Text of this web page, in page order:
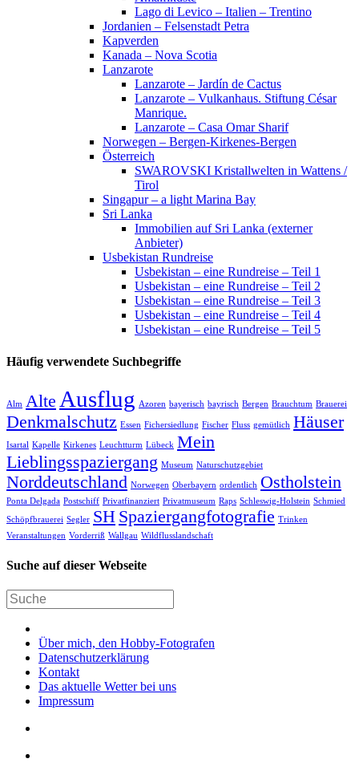
Lago di Levico – Italien – Trentino
Jordanien – Felsenstadt Petra
Kapverden
Kanada – Nova Scotia
Lanzarote
Lanzarote – Jardín de Cactus
Lanzarote – Vulkanhaus. Stiftung César
Manrique.
Lanzarote – Casa Omar Sharif
Norwegen – Bergen-Kirkenes-Bergen
Österreich
SWAROVSKI Kristallwelten in Wattens /
Tirol
Singapur – a light Marina Bay
Sri Lanka
Immobilien auf Sri Lanka (externer
Anbieter)
Usbekistan Rundreise
Usbekistan – eine Rundreise – Teil 1
Usbekistan – eine Rundreise – Teil 2
Usbekistan – eine Rundreise – Teil 3
Usbekistan – eine Rundreise – Teil 4
Usbekistan – eine Rundreise – Teil 5
Häufig verwendete Suchbegriffe
Alm Alte Ausflug Azoren bayerisch bayrisch Bergen Brauchtum Brauerei
Denkmalschutz Essen Fichersiedlung Fischer Fluss gemütlich Häuser
Isartal Kapelle Kirkenes Leuchtturm Lübeck Mein
Lieblingsspaziergang Museum Naturschutzgebiet
Norddeutschland Norwegen Oberbayern ordentlich Ostholstein
Ponta Delgada Postschiff Privatfinanziert Privatmuseum Raps Schleswig-Holstein Schmied
Schöpfbrauerei Segler SH Spaziergangfotografie Trinken
Veranstaltungen Vorderriß Wallgau Wildflusslandschaft
Suche auf dieser Webseite
Über mich, den Hobby-Fotografen
Datenschutzerklärung
Kontakt
Das aktuelle Wetter bei uns
Impressum